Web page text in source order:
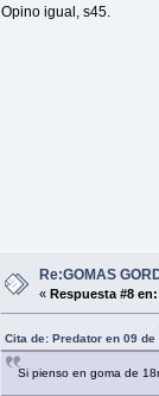
Opino igual, s45.
Re:GOMAS
« Respuesta #8 en:
Cita de: Predator en 09
Si pienso en goma de